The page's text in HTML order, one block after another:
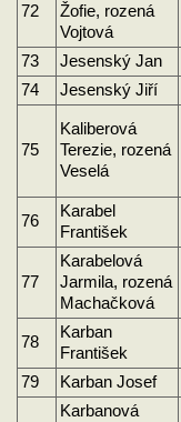
72
Žofie, rozená
Vojtová
73 Jesenský Jan
74
Jesenský Jiří
75
Kaliberová
Terezie, rozená
Veselá
76
Karabel
František
77
Karabelová
Jarmila, rozená
Machačková
78
Karban
František
79 Karban Josef
Karbanová